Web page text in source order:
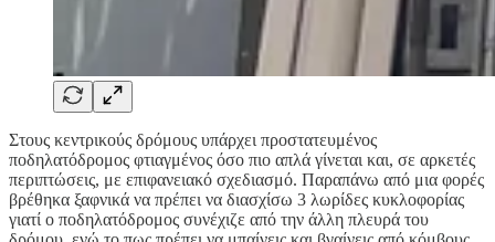
Στους κεντρικούς δρόμους υπάρχει προστατευμένος
ποδηλατόδρομος φτιαγμένος όσο πιο απλά γίνεται και, σε αρκετές
περιπτώσεις, με επιφανειακό σχεδιασμό. Παραπάνω από μια φορές
βρέθηκα ξαφνικά να πρέπει να διασχίσω 3 λωρίδες κυκλοφορίας
γιατί ο ποδηλατόδρομος συνέχιζε από την άλλη πλευρά του